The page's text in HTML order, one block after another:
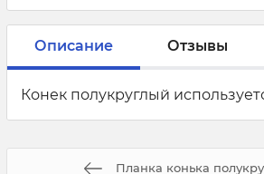
Описание Отзывы
Конек полукруглый
Планка конька